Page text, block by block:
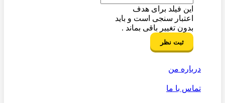
این فیلد برای هدف
اعتبار سنجی است و باید
بدون تغییر باقی بماند .
درباره من
تماس با ما